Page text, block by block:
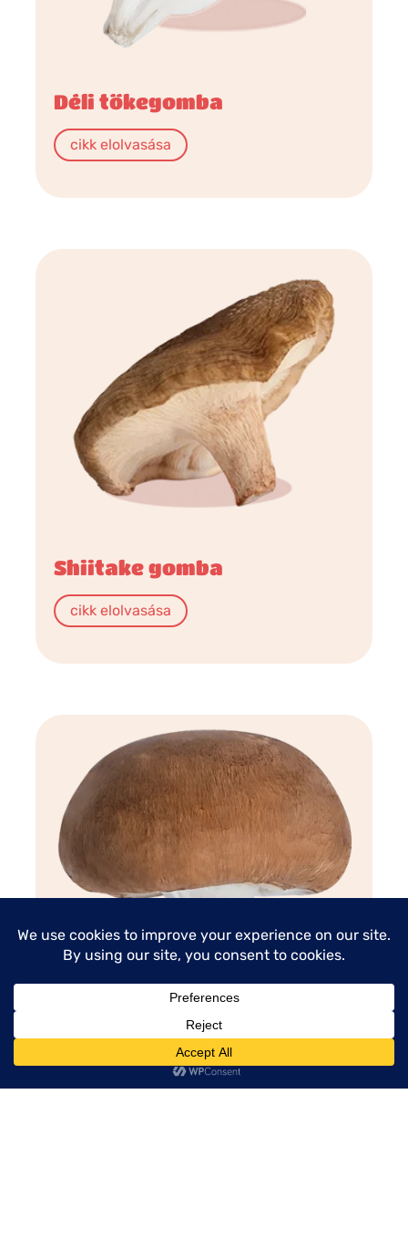
menu
Déli tőkegomba
cikk elolvasása
Shiitake gomba
cikk elolvasása
Barna csiperkegomba
cikk elolvasása